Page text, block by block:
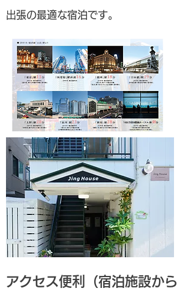
出張の最適な宿泊です。
アクセス便利（宿泊施設から